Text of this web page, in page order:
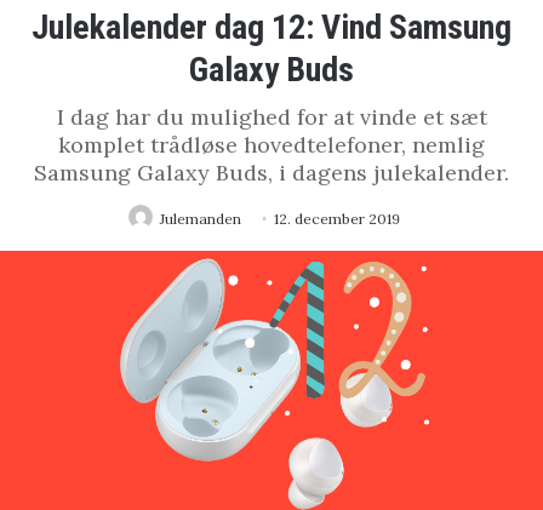
Julekalender dag 12: Vind Samsung
Galaxy Buds
I dag har du mulighed for at vinde et sæt
komplet trådløse hovedtelefoner, nemlig
Samsung Galaxy Buds, i dagens julekalender.
Julemanden 12. december 2019